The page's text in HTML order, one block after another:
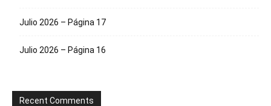
Julio 2026 – Página 17
Julio 2026 – Página 16
Recent Comments